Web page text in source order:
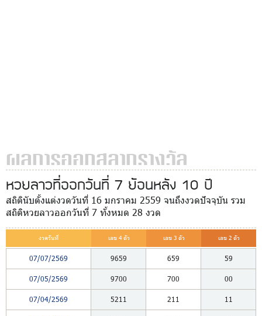
ผลการออกสลากรางวัล
หวยลาวที่ออกวันที่ 7 ย้อนหลัง 10 ปี
สถิตินับตั้งแต่งวดวันที่ 16 มกราคม 2559 จนถึงงวดปัจจุบัน รวม
สถิติหวยลาวออกวันที่ 7 ทั้งหมด 28 งวด
งวดวันที่ เลข 4 ตัว เลข 3 ตัว เลข 2 ตัว
07/07/2569 9659 659 59
07/05/2569 9700 700 00
07/04/2569 5211 211 11